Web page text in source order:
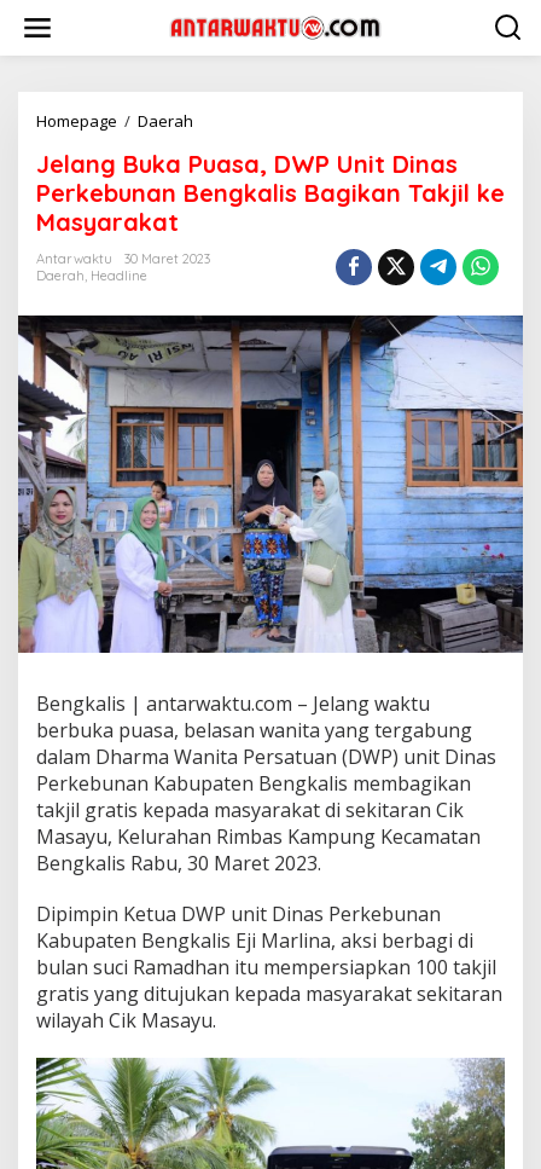
konten
Homepage / Daerah
Puasa,
DWP
Unit
Perkebunan
Takjil
ke
Masyarakat
Jelang Buka Puasa, DWP Unit Dinas
Perkebunan Bengkalis Bagikan Takjil ke
Masyarakat
Antarwaktu
30 Maret 2023
Daerah, Headline
Bengkalis | antarwaktu.com – Jelang waktu
berbuka puasa, belasan wanita yang tergabung
dalam Dharma Wanita Persatuan (DWP) unit Dinas
Perkebunan Kabupaten Bengkalis membagikan
takjil gratis kepada masyarakat di sekitaran Cik
Masayu, Kelurahan Rimbas Kampung Kecamatan
Bengkalis Rabu, 30 Maret 2023.
Dipimpin Ketua DWP unit Dinas Perkebunan
Kabupaten Bengkalis Eji Marlina, aksi berbagi di
bulan suci Ramadhan itu mempersiapkan 100 takjil
gratis yang ditujukan kepada masyarakat sekitaran
wilayah Cik Masayu.